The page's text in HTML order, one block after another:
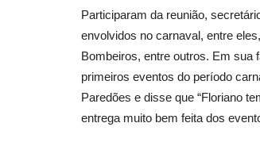
Participaram da reunião,
envolvidos no carnaval, entre
Bombeiros, entre outros. Em sua
primeiros eventos do período
Paredões e disse que “Floriano
entrega muito bem feita dos